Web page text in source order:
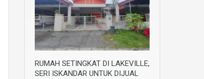
RUMAH SETINGKAT DI LAKEVILLE,
SERI ISKANDAR UNTUK DIJUAL